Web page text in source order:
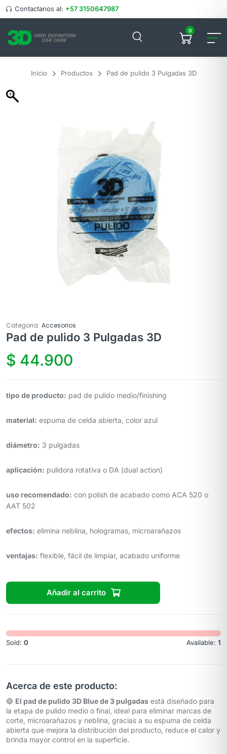
Contactanos al: +57 3150647987
0
Inicio Productos Pad de pulido 3 Pulgadas 3D
Categoria: Accesorios
Pad de pulido 3 Pulgadas 3D
$ 44.900
tipo de producto: pad de pulido medio/finishing
material: espuma de celda abierta, color azul
diámetro: 3 pulgadas
aplicación: pulidora rotativa o DA (dual action)
uso recomendado: con polish de acabado como ACA 520 o
AAT 502
efectos: elimina neblina, hologramas, microarañazos
ventajas: flexible, fácil de limpiar, acabado uniforme
Añadir al carrito
Sold: 0 Available: 1
Acerca de este producto:
🔵 El pad de pulido 3D Blue de 3 pulgadas está diseñado para
la etapa de pulido medio o final, ideal para eliminar marcas de
corte, microarañazos y neblina, gracias a su espuma de celda
abierta que mejora la distribución del producto, reduce el calor y
brinda mayor control en la superficie.